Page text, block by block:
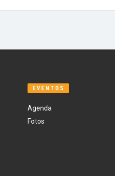
EVENTOS
Agenda
Fotos